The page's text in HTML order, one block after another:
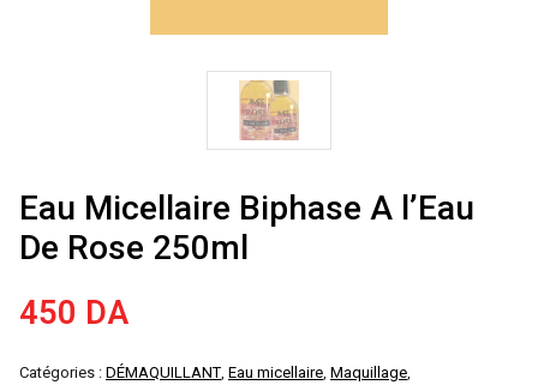
Eau Micellaire Biphase A l’Eau
De Rose 250ml
450 DA
Catégories : DÉMAQUILLANT, Eau micellaire, Maquillage,